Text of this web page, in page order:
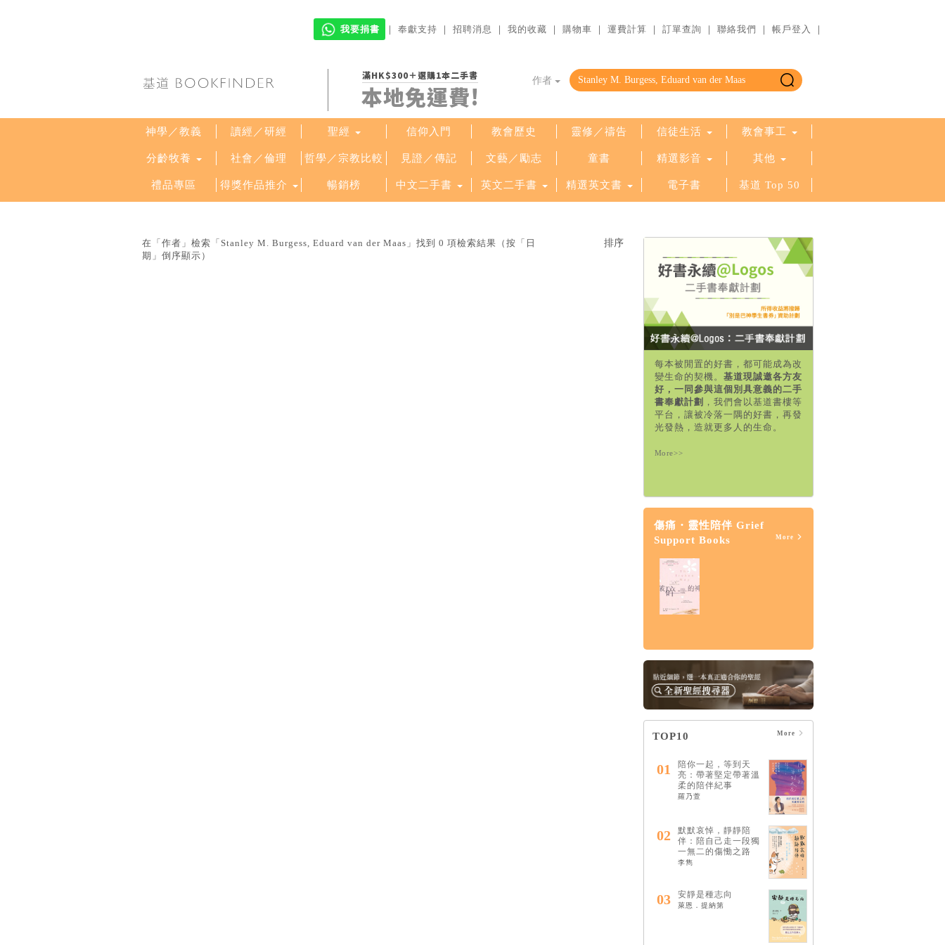
我要捐書 ｜ 奉獻支持 ｜ 招聘消息 ｜ 我的收藏 ｜ 購物車 ｜ 運費計算 ｜ 訂單查詢 ｜ 聯絡我們 ｜ 帳戶登入 ｜
滿HK$300＋選購1本二手書
本地免運費!
作者
神學／教義 讀經／研經 聖經 信仰入門 教會歷史 靈修／禱告 信徒生活 教會事工
分齡牧養 社會／倫理 哲學／宗教比較 見證／傳記 文藝／勵志 童書 精選影音 其他
禮品專區 得獎作品推介 暢銷榜 中文二手書 英文二手書 精選英文書 電子書 基道 Top 50
在「作者」檢索「Stanley M. Burgess, Eduard van der Maas」找到 0 項檢索結果（按「日
期」倒序顯示）
每本被閒置的好書，都可能成為改
變生命的契機。 基道現誠邀各方友
好，一同參與這個別具意義的二手
書奉獻計劃 ，我們會以基道書樓等
平台，讓被冷落一隅的好書，再發
光發熱，造就更多人的生命。
More>>
傷痛・靈性陪伴 Grief
Support Books
More
往救贖唯一的道路
HK$124 $130
TOP10 More
01
陪你一起，等到天
亮：帶著堅定帶著溫
柔的陪伴紀事
羅乃萱
02
默默哀悼，靜靜陪
伴：陪自己走一段獨
一無二的傷慟之路
李雋
03 安靜是種志向
萊恩．提納第